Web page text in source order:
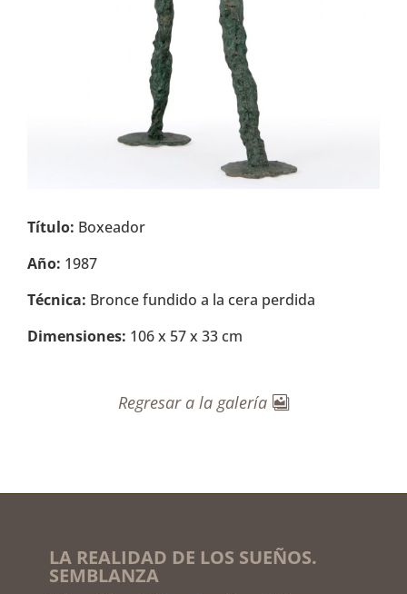
Título: Boxeador
Año: 1987
Técnica: Bronce fundido a la cera perdida
Dimensiones: 106 x 57 x 33 cm
Regresar a la galería
LA REALIDAD DE LOS SUEÑOS.
SEMBLANZA